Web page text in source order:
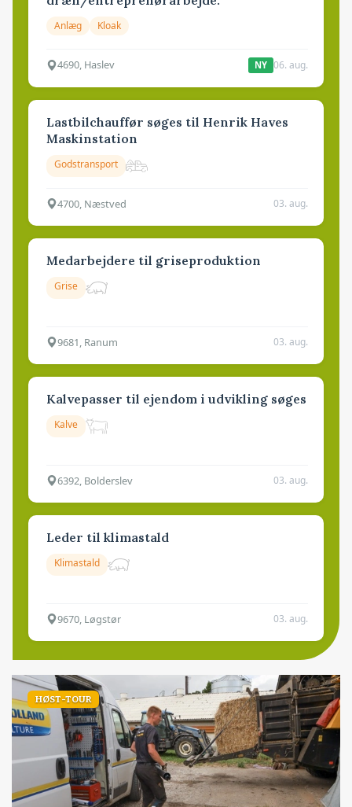
Anlæg Kloak
4690, Haslev NY 06. aug.
Lastbilchauffør søges til Henrik Haves
Maskinstation
Godstransport
4700, Næstved 03. aug.
Medarbejdere til griseproduktion
Grise
9681, Ranum 03. aug.
Kalvepasser til ejendom i udvikling søges
Kalve
6392, Bolderslev 03. aug.
Leder til klimastald
Klimastald
9670, Løgstør 03. aug.
HØST-TOUR